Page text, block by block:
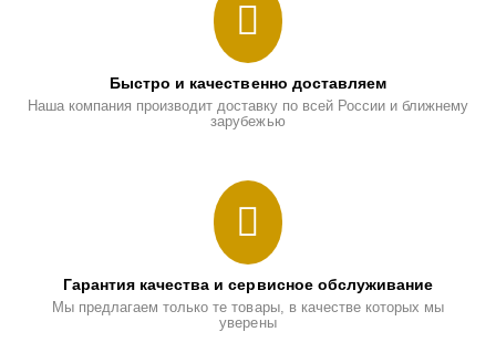
Быстро и качественно доставляем
Наша компания производит доставку по всей России и ближнему
зарубежью
Гарантия качества и сервисное обслуживание
Мы предлагаем только те товары, в качестве которых мы
уверены